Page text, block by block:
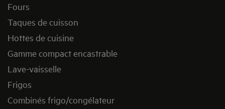
Fours
Taques de cuisson
Hottes de cuisine
Gamme compact encastrable
Lave-vaisselle
Frigos
Combinés frigo/congélateur